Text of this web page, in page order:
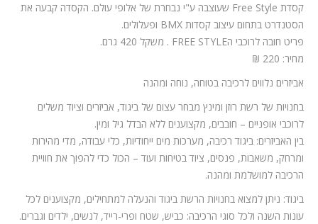
קסדת Free Style שעוצבה ע"י נבחרת של אלופי עולם. הקסדה קבעה את
הסטנדרט בתחום עיצוב קסדות BMX ופעלולים.
פריט חובה לרוכבי הFREE STYLE . משקל 420 גרם.
מחיר: 220 ₪
אביזרים נלווים לרכיבה בטוחה, נוחה ומהנה
בחנויות של רשת רוזן ומינץ מבחר עצום של ביגוד, אביזרים וציוד משלים
לרוכבי אופניים – חובבים, מקצוענים ללא הבדל גיל ומין.
בין האביזרים: ביגוד רכיבה, מערכות מים ייחודיות, כלי עבודה, מדי מהירות
ומרחק, משאבות, פנסים, ציוד בטיחות ועוד – הכול כדי להפוך את חוויית
הרכיבה למושלמת ומהנה.
ביגוד: ניתן למצוא בחנויות הרשת ביגוד והנעלה למתחילים, מקצוענים לכל
עונות השנה ולכל סוגי הרכיבה: כביש, שטח ופרי-רייד, לנשים, ילדים וגברים.